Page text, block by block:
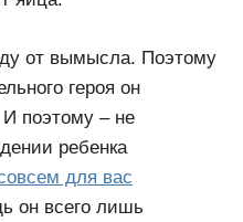
от вымысла. Поэтому
героя он
И поэтому – не
ребенка
для вас
он всего лишь